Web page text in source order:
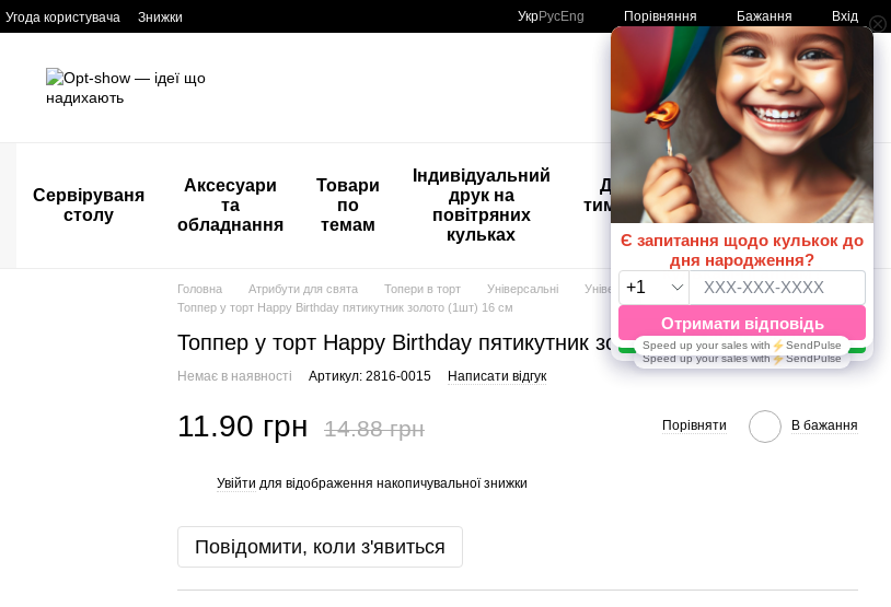
Угода користувача Знижки УкрРусEng Порівняння Бажання Вхід
Мій кошик
Сервіруваня
столу
Аксесуари
та
обладнання
Товари
по
темам
Індивідуальний
друк на
повітряних
кульках
Дитяче
тимчасове
тату
🚨🚨🚨
Розпродаж
Кульки з
друком😀
🎈
Головна Атрибути для свята Топери в торт Універсальні
Універсальні Multitex
Топпер у торт Happy Birthday пятикутник золото (1шт) 16 см
Топпер у торт Happy Birthday пятикутник золото (1шт) 16 см
Немає в наявності Артикул: 2816-0015 Написати відгук
11.90 грн 14.88 грн Порівняти В бажання
Увійти для відображення накопичувальної знижки
Повідомити, коли з'явиться